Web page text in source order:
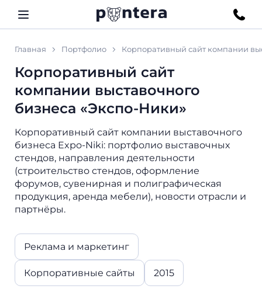
Главная Портфолио Корпоративный сайт компании
Корпоративный сайт
компании выставочного
бизнеса «Экспо-Ники»
Корпоративный сайт компании выставочного
бизнеса Expo-Niki: портфолио выставочных
стендов, направления деятельности
(строительство стендов, оформление
форумов, сувенирная и полиграфическая
продукция, аренда мебели), новости отрасли и
партнёры.
Реклама и маркетинг
Корпоративные сайты 2015